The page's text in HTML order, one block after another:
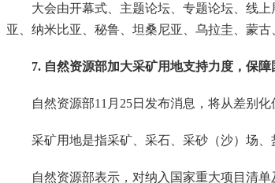
大会由开幕式、主题论坛、专题论坛、线上
亚、纳米比亚、秘鲁、坦桑尼亚、乌拉圭、蒙
7. 自然资源部加大采矿用地支持力度，保障
自然资源部11月25日发布消息，将从差别化
采矿用地是指采矿、采石、采砂（沙）场、
自然资源部表示，对纳入国家重大项目清单